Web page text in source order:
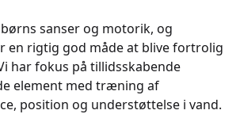
sanser og motorik, og
en rigtig god måde at blive fortrolig
har fokus på tillidsskabende
element med træning af
position og understøttelse i vand.